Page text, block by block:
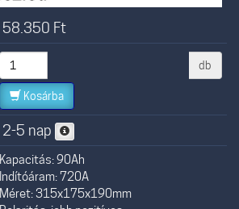
58.350 Ft
db
Kosárba
2-5 nap
Kapacitás: 90Ah
Indítóáram: 720A
Méret: 315x175x190mm